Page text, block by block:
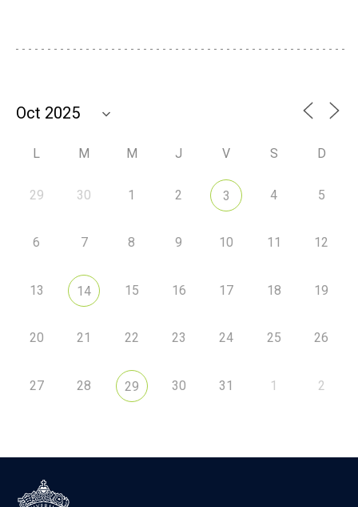
L M M J V S D
29 30 1 2 3 4 5
6 7 8 9 10 11 12
13 14 15 16 17 18 19
20 21 22 23 24 25 26
27 28 29 30 31 1 2